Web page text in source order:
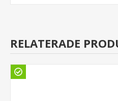
RELATERADE